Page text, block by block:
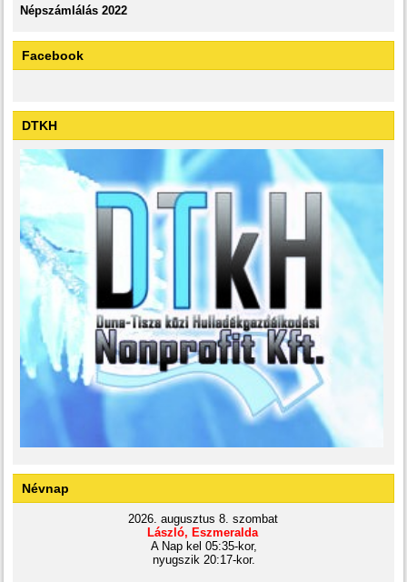
Népszámlálás 2022
Facebook
DTKH
Névnap
2026. augusztus 8. szombat
László, Eszmeralda
A Nap kel 05:35-kor,
nyugszik 20:17-kor.